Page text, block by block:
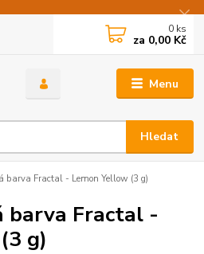
Menu
Hledat
0 ks
za 0,00 Kč
barva Fractal - Lemon Yellow (3 g)
barva Fractal -
g)